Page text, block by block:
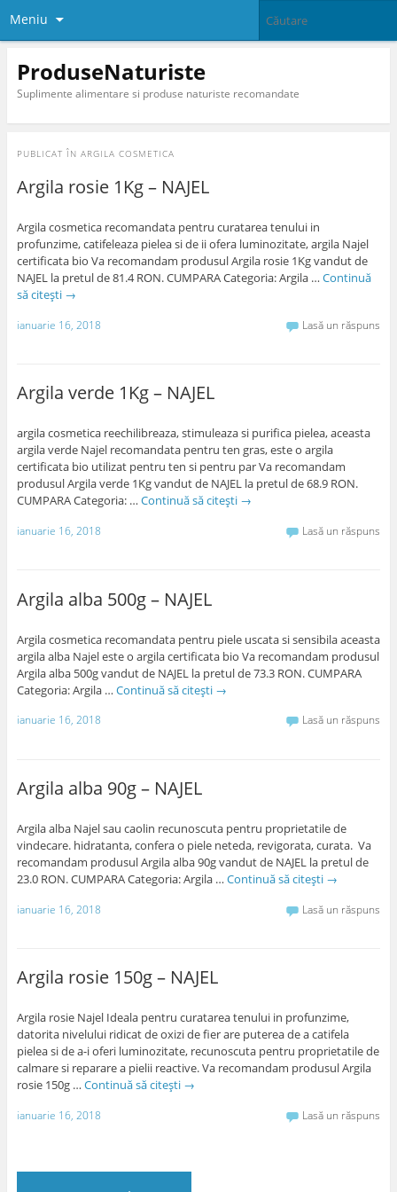
Meniu
ProduseNaturiste
Suplimente alimentare si produse naturiste recomandate
PUBLICAT ÎN ARGILA COSMETICA
Argila rosie 1Kg – NAJEL
Argila cosmetica recomandata pentru curatarea tenului in
profunzime, catifeleaza pielea si de ii ofera luminozitate, argila Najel
certificata bio Va recomandam produsul Argila rosie 1Kg vandut de
NAJEL la pretul de 81.4 RON. CUMPARA Categoria: Argila … Continuă
să citești →
ianuarie 16, 2018 Lasă un răspuns
Argila verde 1Kg – NAJEL
argila cosmetica reechilibreaza, stimuleaza si purifica pielea, aceasta
argila verde Najel recomandata pentru ten gras, este o argila
certificata bio utilizat pentru ten si pentru par Va recomandam
produsul Argila verde 1Kg vandut de NAJEL la pretul de 68.9 RON.
CUMPARA Categoria: … Continuă să citești →
ianuarie 16, 2018 Lasă un răspuns
Argila alba 500g – NAJEL
Argila cosmetica recomandata pentru piele uscata si sensibila aceasta
argila alba Najel este o argila certificata bio Va recomandam produsul
Argila alba 500g vandut de NAJEL la pretul de 73.3 RON. CUMPARA
Categoria: Argila … Continuă să citești →
ianuarie 16, 2018 Lasă un răspuns
Argila alba 90g – NAJEL
Argila alba Najel sau caolin recunoscuta pentru proprietatile de
vindecare. hidratanta, confera o piele neteda, revigorata, curata. Va
recomandam produsul Argila alba 90g vandut de NAJEL la pretul de
23.0 RON. CUMPARA Categoria: Argila … Continuă să citești →
ianuarie 16, 2018 Lasă un răspuns
Argila rosie 150g – NAJEL
Argila rosie Najel Ideala pentru curatarea tenului in profunzime,
datorita nivelului ridicat de oxizi de fier are puterea de a catifela
pielea si de a-i oferi luminozitate, recunoscuta pentru proprietatile de
calmare si reparare a pielii reactive. Va recomandam produsul Argila
rosie 150g … Continuă să citești →
ianuarie 16, 2018 Lasă un răspuns